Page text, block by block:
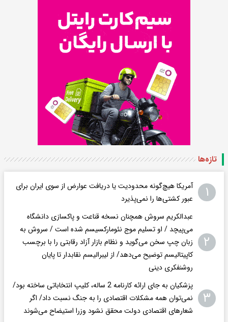
تازه‌ها
۱
آمریکا هیچ‌گونه محدودیت یا دریافت عوارض از سوی ایران برای
عبور کشتی‌ها را نمی‌پذیرد
۲
عبدالکریم سروش همچنان نسخه قناعت و پاکسازی دانشگاه
می‌پیچد / او تسلیم موج نئومارکسیسم شده است / سروش به
زبان چپ سخن می‌گوید و نظام بازار آزاد رقابتی را با برچسب
کاپیتالیسم توضیح می‌دهد/ از لیبرالیسم نقابدار تا پایان
روشنفکری دینی
۳
پزشکیان به جای ارائه کارنامه 2 ساله، کلیپ انتخاباتی ساخته بود/
نمی‌توان همه مشکلات اقتصادی را به جنگ نسبت داد/ اگر
شعار‌های اقتصادی دولت محقق نشود وزرا استیضاح می‌شوند